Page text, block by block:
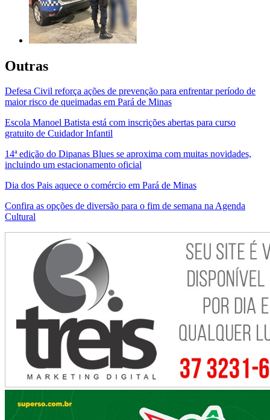
Outras
Defesa Civil reforça ações de prevenção para enfrentar período de
maior risco de queimadas em Pará de Minas
Escola Manoel Batista está com inscrições abertas para curso
gratuito de Cuidador Infantil
14ª edição do Dipanas Blues se aproxima com muitas novidades,
incluindo um estacionamento oficial
Dia dos Pais aquece o comércio em Pará de Minas
Confira as opções de diversão para o fim de semana na Agenda
Cultural